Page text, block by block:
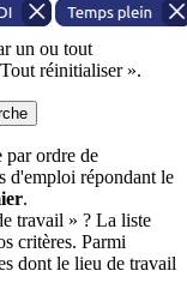
un ou tout
réinitialiser ».
par ordre de
d'emploi répondant le
.
travail » ? La liste
critères. Parmi
dont le lieu de travail